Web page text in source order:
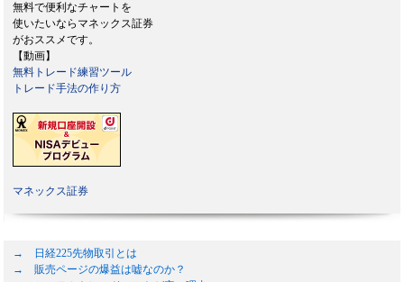
無料で便利なチャートを
使いたいならマネックス証券
がおススメです。
【動画】
無料トレード練習ツール
トレード手法の作り方
マネックス証券
→ 日経225先物取引とは
→ 販売ページの爆益は嘘なのか？